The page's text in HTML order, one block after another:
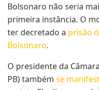
Bolsonaro não seria
primeira instância. O
ter decretado a prisão
Bolsonaro.
O presidente da
PB) também se